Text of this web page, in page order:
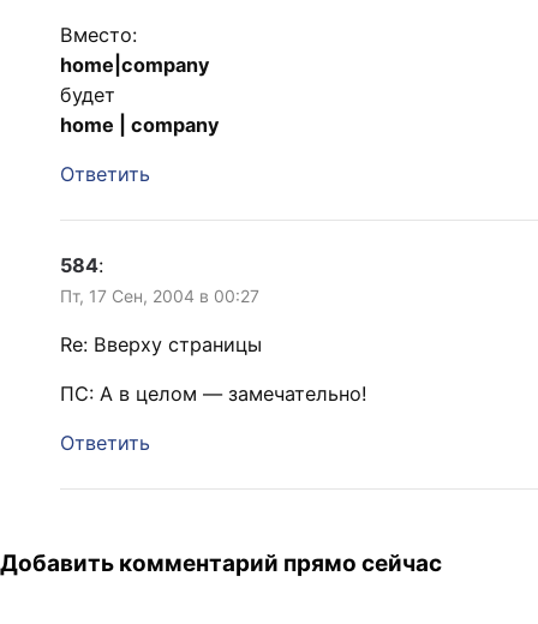
Вместо:
home|company
будет
home | company
Ответить
584:
Пт, 17 Сен, 2004 в 00:27
Re: Вверху страницы
ПС: А в целом — замечательно!
Ответить
Добавить комментарий прямо сейчас